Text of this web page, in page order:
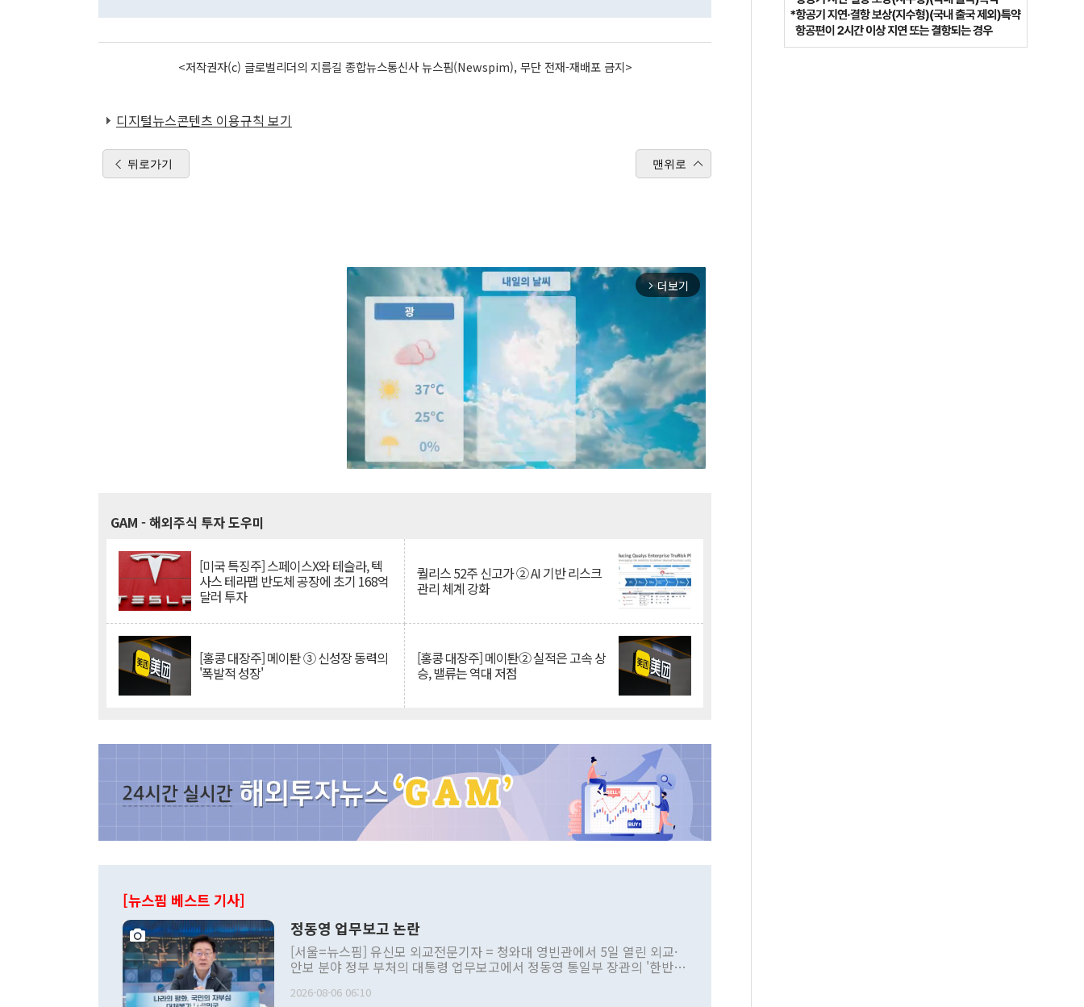
<저작권자(c) 글로벌리더의 지름길 종합뉴스통신사 뉴스핌(Newspim), 무단 전재-재배포 금지>
디지털뉴스콘텐츠 이용규칙 보기
뒤로가기 맨위로
arrow_forward_ios 더보기
GAM - 해외주식 투자 도우미
[미국 특징주] 스페이스X와 테슬라, 텍
사스 테라팹 반도체 공장에 초기 168억
달러 투자
퀄리스 52주 신고가 ② AI 기반 리스크
관리 체계 강화
[홍콩 대장주] 메이퇀 ③ 신성장 동력의
'폭발적 성장'
[홍콩 대장주] 메이퇀② 실적은 고속 상
승, 밸류는 역대 저점
[뉴스핌 베스트 기사]
정동영 업무보고 논란
[서울=뉴스핌] 유신모 외교전문기자 = 청와대 영빈관에서 5일 열린 외교·
안보 분야 정부 부처의 대통령 업무보고에서 정동영 통일부 장관의 '한반도
발언 중에는 정부 내 조율을 거치지 않은 사안을 정책으로 추진하겠다고 공
2026-08-06 06:10